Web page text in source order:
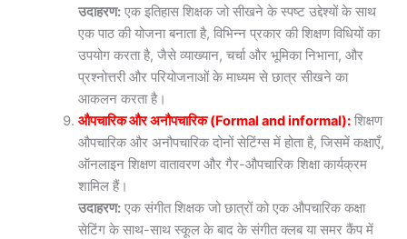
उदाहरण: एक इतिहास शिक्षक जो सीखने के स्पष्ट उद्देश्यों के साथ
एक पाठ की योजना बनाता है, विभिन्न प्रकार की शिक्षण विधियों का
उपयोग करता है, जैसे व्याख्यान, चर्चा और भूमिका निभाना, और
प्रश्नोत्तरी और परियोजनाओं के माध्यम से छात्र सीखने का
आकलन करता है।
औपचारिक और अनौपचारिक (Formal and informal): शिक्षण
औपचारिक और अनौपचारिक दोनों सेटिंग्स में होता है, जिसमें कक्षाएँ,
ऑनलाइन शिक्षण वातावरण और गैर-औपचारिक शिक्षा कार्यक्रम
शामिल हैं।
उदाहरण: एक संगीत शिक्षक जो छात्रों को एक औपचारिक कक्षा
सेटिंग के साथ-साथ स्कूल के बाद के संगीत क्लब या समर कैंप में